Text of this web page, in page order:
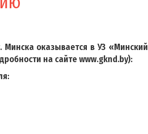
оказывается в УЗ «Минский
на сайте www.gknd.by):